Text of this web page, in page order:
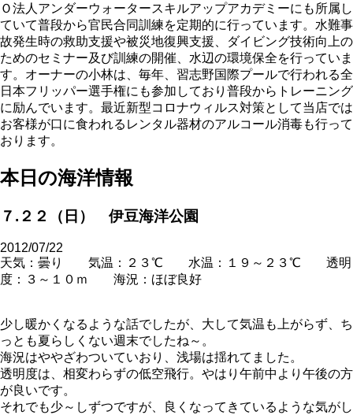
Ｏ法人アンダーウォータースキルアップアカデミーにも所属し
ていて普段から官民合同訓練を定期的に行っています。水難事
故発生時の救助支援や被災地復興支援、ダイビング技術向上の
ためのセミナー及び訓練の開催、水辺の環境保全を行っていま
す。オーナーの小林は、毎年、習志野国際プールで行われる全
日本フリッパー選手権にも参加しており普段からトレーニング
に励んでいます。最近新型コロナウィルス対策として当店では
お客様が口に食われるレンタル器材のアルコール消毒も行って
おります。
本日の海洋情報
７.２２（日） 伊豆海洋公園
2012/07/22
天気：曇り 気温：２３℃ 水温：１９～２３℃ 透明
度：３～１０ｍ 海況：ほぼ良好
少し暖かくなるような話でしたが、大して気温も上がらず、ち
っとも夏らしくない週末でしたね～。
海況はややざわついていおり、浅場は揺れてました。
透明度は、相変わらずの低空飛行。やはり午前中より午後の方
が良いです。
それでも少～しずつですが、良くなってきているような気がし